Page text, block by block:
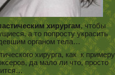
хирургам, чтобы
а то попросту украсить
органом тела…
хирурга, как к примеру
да мало ли что, просто